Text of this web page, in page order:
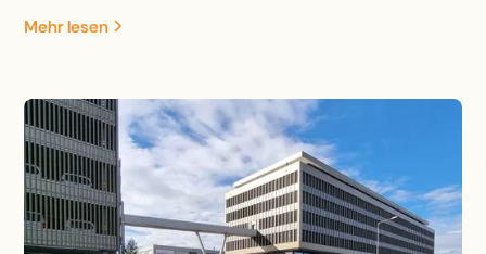
resultiert eine Entflechtung vom motorisierten
Verkehr. Die Linienführung des öffentlichen Verkehrs
und Teile der Umgebung sind mit Fahrzeugen bis 40
Tonnen befahrbar. Der neu gestaltete Hauptplatz ist
zudem für Veranstaltungen nutzbar. Dazu wurden die
bestehenden Tragkonstruktionen mit Stahlpilzen,
CFK-Lamellen und Durchstanzbewehrungen
verstärkt. Zur Optimierung der Deckenbelastungen
Mehr lesen